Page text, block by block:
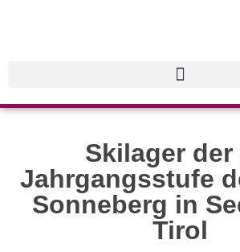
Skilager der
Jahrgangsstufe
Sonneberg in
Tirol